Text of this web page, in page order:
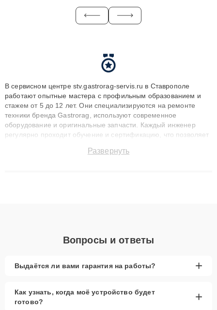
В сервисном центре stv.gastrorag-servis.ru в Ставрополе
работают опытные мастера с профильным образованием и
стажем от 5 до 12 лет. Они специализируются на ремонте
техники бренда Gastrorag, используют современное
оборудование и оригинальные запчасти. Каждый инженер
регулярно проходит обучение и сертификацию, что позволяет
технику с сохранением гарантии до 3 лет. Наши мастера
Развернуть
Вопросы и ответы
Выдаётся ли вами гарантия на работы? +
Как узнать, когда моё устройство будет
готово?
+